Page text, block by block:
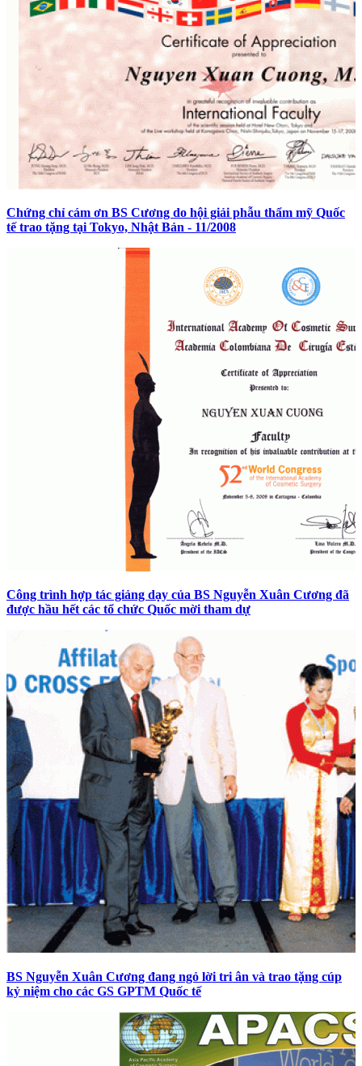
Chứng chỉ cám ơn BS Cương do hội giải phẫu thẩm mỹ Quốc
tế trao tặng tại Tokyo, Nhật Bản - 11/2008
Công trình hợp tác giảng dạy của BS Nguyễn Xuân Cương đã
được hầu hết các tổ chức Quốc mời tham dự
BS Nguyễn Xuân Cương đang ngỏ lời tri ân và trao tặng cúp
kỷ niệm cho các GS GPTM Quốc tế